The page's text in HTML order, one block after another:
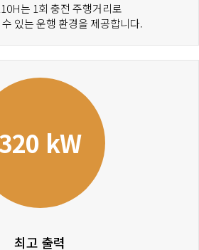
는 1회 충전 주행거리로
있는 운행 환경을 제공합니다.
kW
최고 출력